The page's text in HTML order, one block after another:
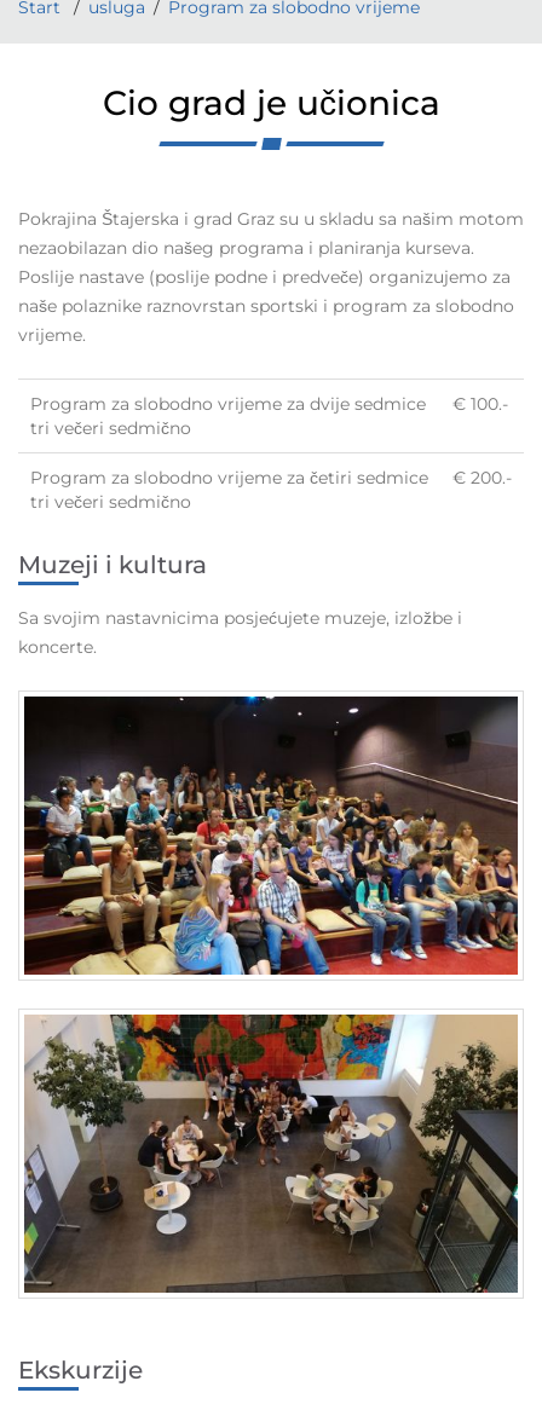
Start usluga Program za slobodno vrijeme
Cio grad je učionica
Pokrajina Štajerska i grad Graz su u skladu sa našim motom
nezaobilazan dio našeg programa i planiranja kurseva.
Poslije nastave (poslije podne i predveče) organizujemo za
naše polaznike raznovrstan sportski i program za slobodno
vrijeme.
Program za slobodno vrijeme za dvije sedmice
tri večeri sedmično
€ 100.-
Program za slobodno vrijeme za četiri sedmice
tri večeri sedmično
€ 200.-
Muzeji i kultura
Sa svojim nastavnicima posjećujete muzeje, izložbe i
koncerte.
Ekskurzije